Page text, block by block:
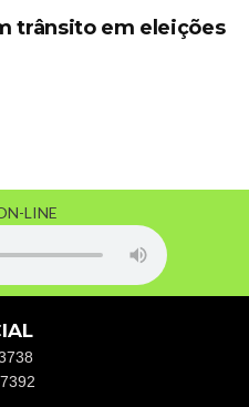
trânsito em eleições
LINE